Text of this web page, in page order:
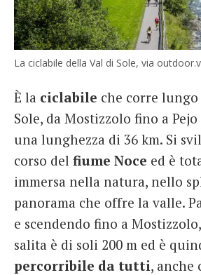
La ciclabile della Val di Sole, via
È la ciclabile che corre
Sole, da Mostizzolo fino a
una lunghezza di 36 km. Si
corso del fiume Noce ed è
immersa nella natura, nello
panorama che offre la valle.
e scendendo fino a
salita è di soli 200 m ed è
percorribile da tutti, anche